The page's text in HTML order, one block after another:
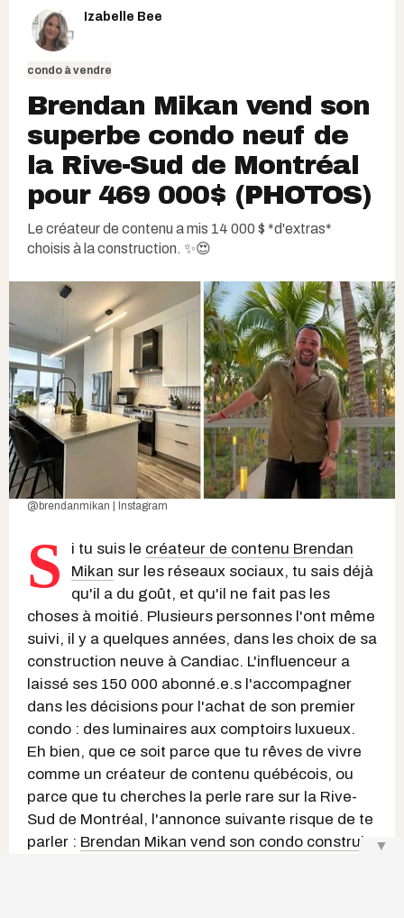
Izabelle Bee
condo à vendre
Brendan Mikan vend son
superbe condo neuf de
la Rive-Sud de Montréal
pour 469 000$ (PHOTOS)
Le créateur de contenu a mis 14 000 $ *d'extras*
choisis à la construction. ✨😍
@brendanmikan | Instagram
S i tu suis le créateur de contenu Brendan
Mikan sur les réseaux sociaux, tu sais déjà
qu'il a du goût, et qu'il ne fait pas les
choses à moitié. Plusieurs personnes l'ont même
suivi, il y a quelques années, dans les choix de sa
construction neuve à Candiac. L'influenceur a
laissé ses 150 000 abonné.e.s l'accompagner
dans les décisions pour l'achat de son premier
condo : des luminaires aux comptoirs luxueux.
Eh bien, que ce soit parce que tu rêves de vivre
comme un créateur de contenu québécois, ou
parce que tu cherches la perle rare sur la Rive-
Sud de Montréal, l'annonce suivante risque de te
parler : Brendan Mikan vend son condo construit
▼